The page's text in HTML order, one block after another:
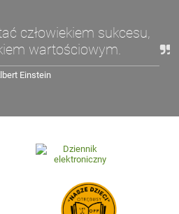
człowiekiem sukcesu,
wartościowym.
Einstein